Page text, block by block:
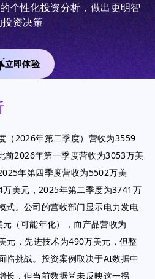
个性化投资分析，做出更明智
投资决策
立即体验
（2026年第二季度）营收为3559
前2026年第一季度营收为3053万美
年第四季度营收为5502万美
美元，2025年第二季度为3741万
式。公司的营收部门显示电力发电
（可能年化），而产品营收为
元，先进技术为490万美元，但整
临挑战。投资案例取决于AI数据中
长，但当前数据尚未反映这一拐